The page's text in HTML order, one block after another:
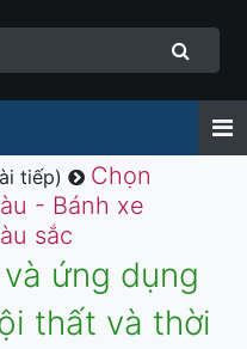
tiếp)
Chọn
- Bánh xe
sắc
ứng dụng
thất và thời